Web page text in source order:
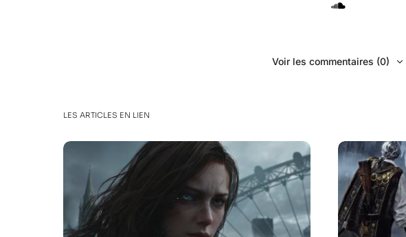
Voir les commentaires (0)
LES ARTICLES EN LIEN